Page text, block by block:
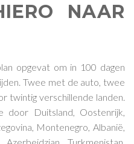
NAAR
opgevat om in 100 dagen
Twee met de auto, twee
twintig verschillende landen.
door Duitsland, Oostenrijk,
Montenegro, Albanië,